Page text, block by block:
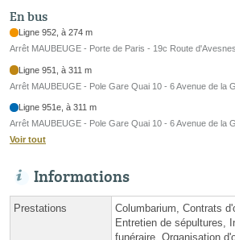
En bus
Ligne 952, à 274 m
Arrêt MAUBEUGE - Porte de Paris - 19c Route d'Avesnes
Ligne 951, à 311 m
Arrêt MAUBEUGE - Pole Gare Quai 10 - 6 Avenue de la
Ligne 951e, à 311 m
Arrêt MAUBEUGE - Pole Gare Quai 10 - 6 Avenue de la
Voir tout
Informations
Prestations
Columbarium, Contrats
Entretien de sépultures,
funéraire, Organisation